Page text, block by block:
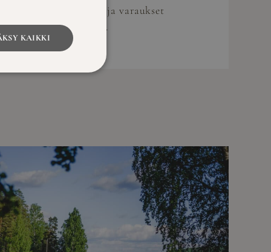
Tarkemmat tiedot ja varaukset
avautuvat syksyllä.
KAIKKI